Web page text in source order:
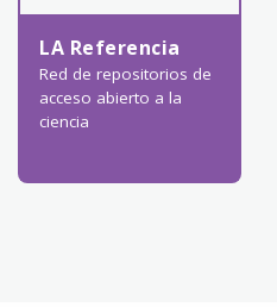
LA Referencia
Red de repositorios de
acceso abierto a la
ciencia